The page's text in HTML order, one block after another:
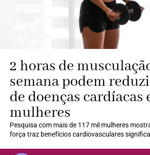
2 horas de
semana podem
de doenças cardíacas
mulheres
Pesquisa com mais de 117 mil mulheres
força traz benefícios cardiovasculares